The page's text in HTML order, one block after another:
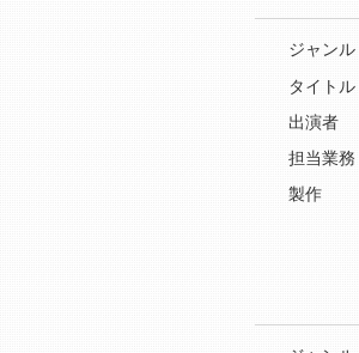
ジャンル
タイトル
出演者
担当業務
製作